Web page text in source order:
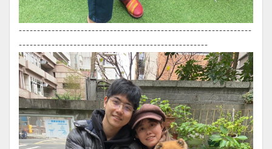
----------------------------------------------------------------
----------------------------------------------------